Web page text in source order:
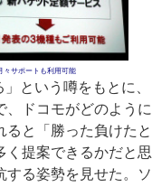
々サポートも利用可能
という噂をもとに、
、ドコモがどのように
ると「勝った負けたと
く提案できるかだと思
する姿勢を見せた。ソ